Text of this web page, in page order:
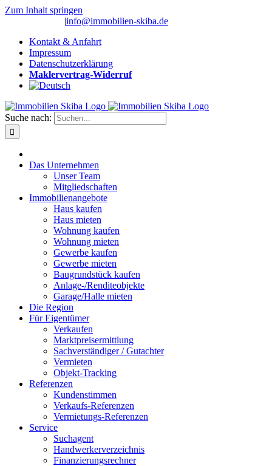
Zum Inhalt springen
|info@immobilien-skiba.de
Kontakt & Anfahrt
Impressum
Datenschutzerklärung
Maklervertrag-Widerruf
Suche nach:
Das Unternehmen
Unser Team
Mitgliedschaften
Immobilienangebote
Haus kaufen
Haus mieten
Wohnung kaufen
Wohnung mieten
Gewerbe kaufen
Gewerbe mieten
Baugrundstück kaufen
Anlage-/Renditeobjekte
Garage/Halle mieten
Die Region
Für Eigentümer
Verkaufen
Marktpreisermittlung
Sachverständiger / Gutachter
Vermieten
Objekt-Tracking
Referenzen
Kundenstimmen
Verkaufs-Referenzen
Vermietungs-Referenzen
Service
Suchagent
Handwerkerverzeichnis
Finanzierungsrechner